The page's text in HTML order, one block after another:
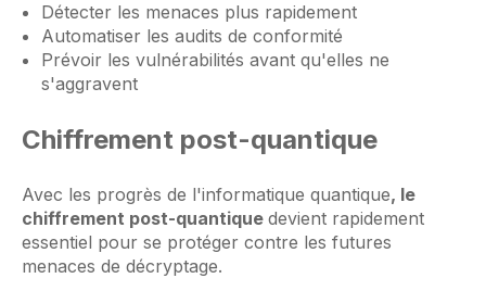
Détecter les menaces plus rapidement
Automatiser les audits de conformité
Prévoir les vulnérabilités avant qu'elles ne
s'aggravent
Chiffrement post-quantique
Avec les progrès de l'informatique quantique, le
chiffrement post-quantique devient rapidement
essentiel pour se protéger contre les futures
menaces de décryptage.